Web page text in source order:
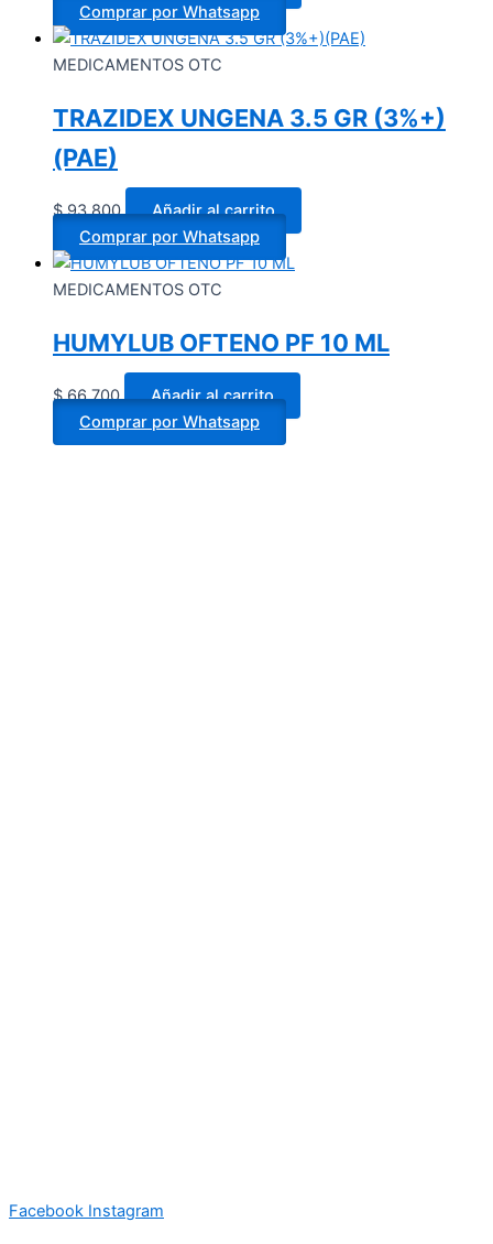
Comprar por Whatsapp
MEDICAMENTOS OTC
TRAZIDEX UNGENA 3.5 GR (3%+)
(PAE)
$93.800
Añadir al carrito
Comprar por Whatsapp
MEDICAMENTOS OTC
HUMYLUB OFTENO PF 10 ML
$66.700
Añadir al carrito
Comprar por Whatsapp
Facebook Instagram